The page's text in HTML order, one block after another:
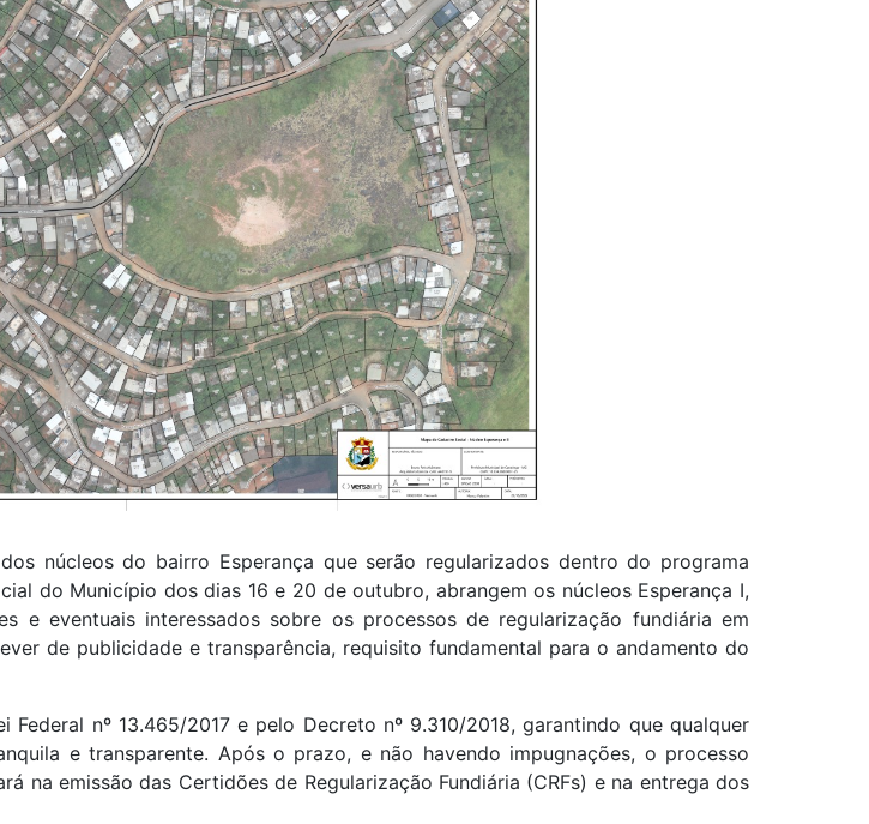
núcleos do bairro Esperança que serão regularizados dentro do programa
do Município dos dias 16 e 20 de outubro, abrangem os núcleos Esperança I,
e eventuais interessados sobre os processos de regularização fundiária em
de publicidade e transparência, requisito fundamental para o andamento do
nº 13.465/2017 e pelo Decreto nº 9.310/2018, garantindo que qualquer
e transparente. Após o prazo, e não havendo impugnações, o processo
na emissão das Certidões de Regularização Fundiária (CRFs) e na entrega dos